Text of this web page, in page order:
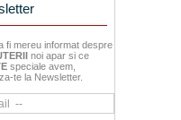
fi mereu informat despre
noi apar si ce
speciale avem,
te la Newsletter.